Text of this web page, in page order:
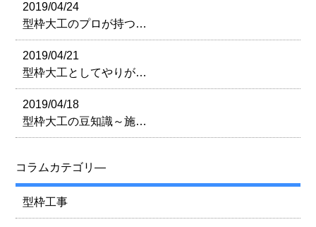
2019/04/24
型枠大工のプロが持つ…
2019/04/21
型枠大工としてやりが…
2019/04/18
型枠大工の豆知識～施…
コラムカテゴリ―
型枠工事